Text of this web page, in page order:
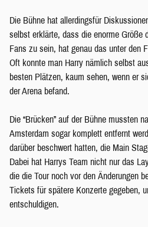
Die Bühne hat allerdingsfür
selbst erklärte, dass die enorme Größe
Fans zu sein, hat genau das unter den
Oft konnte man Harry nämlich selbst
besten Plätzen, kaum sehen, wenn er
der Arena befand.
Die “Brücken” auf der Bühne mussten
Amsterdam sogar komplett entfernt
darüber beschwert hatten, die Main
Dabei hat Harrys Team nicht nur das
die die Tour noch vor den Änderungen
Tickets für spätere Konzerte gegeben,
entschuldigen.